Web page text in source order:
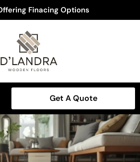
Finacing Options
Get A Quote